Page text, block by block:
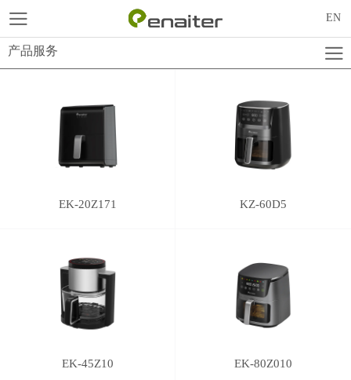
EN
产品服务
EK-20Z171 KZ-60D5
EK-45Z10 EK-80Z010